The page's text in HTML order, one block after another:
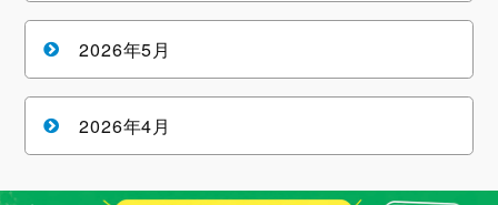
2026年5月
2026年4月